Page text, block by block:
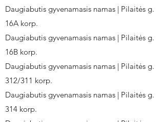
Daugiabutis gyvenamasis namas | Pilaitės g.
16A korp.
Daugiabutis gyvenamasis namas | Pilaitės g.
16B korp.
Daugiabutis gyvenamasis namas | Pilaitės g.
312/311 korp.
Daugiabutis gyvenamasis namas | Pilaitės g.
314 korp.